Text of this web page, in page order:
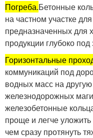
Погреба.Бетонные
на частном участке
предназначенных для
продукции глубоко
Горизонтальные
коммуникаций под
водных масс на
железнодорожных
железобетонные
проще и легче уложить
чем сразу протянуть